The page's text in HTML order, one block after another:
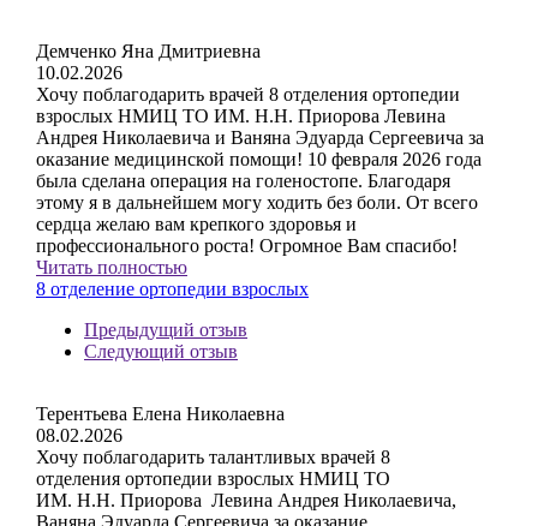
Демченко Яна Дмитриевна
10.02.2026
Хочу поблагодарить врачей 8 отделения ортопедии
взрослых НМИЦ ТО ИМ. Н.Н. Приорова Левина
Андрея Николаевича и Ваняна Эдуарда Сергеевича за
оказание медицинской помощи! 10 февраля 2026 года
была сделана операция на голеностопе. Благодаря
этому я в дальнейшем могу ходить без боли. От всего
сердца желаю вам крепкого здоровья и
профессионального роста! Огромное Вам спасибо!
Читать полностью
8 отделение ортопедии взрослых
Предыдущий отзыв
Следующий отзыв
Терентьева Елена Николаевна
08.02.2026
Хочу поблагодарить талантливых врачей 8
отделения ортопедии взрослых НМИЦ ТО
ИМ. Н.Н. Приорова Левина Андрея Николаевича,
Ваняна Эдуарда Сергеевича за оказание